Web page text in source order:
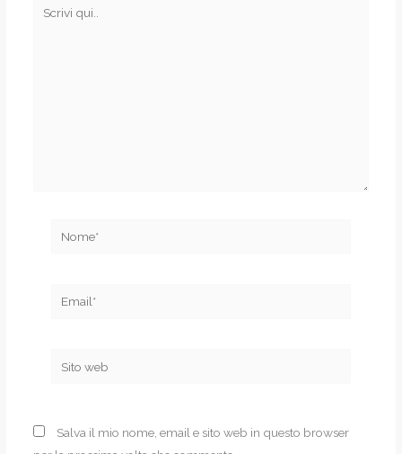
Sito
Salva il mio nome, email e sito web in questo browser